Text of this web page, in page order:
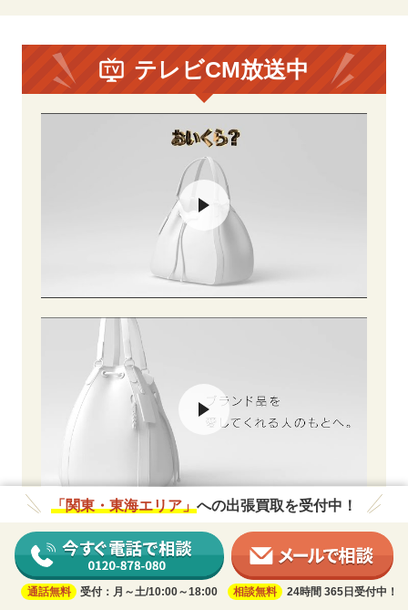
テレビCM放送中
関東・東海地区の出張買取
「関東・東海エリア」 への出張買取を受付中！
通話無料 受付：月～土/10:00～18:00 相談無料 24時間 365日受付中！